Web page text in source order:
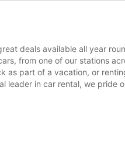
deals available all year
from one of our stations
as part of a vacation, or
leader in car rental, we